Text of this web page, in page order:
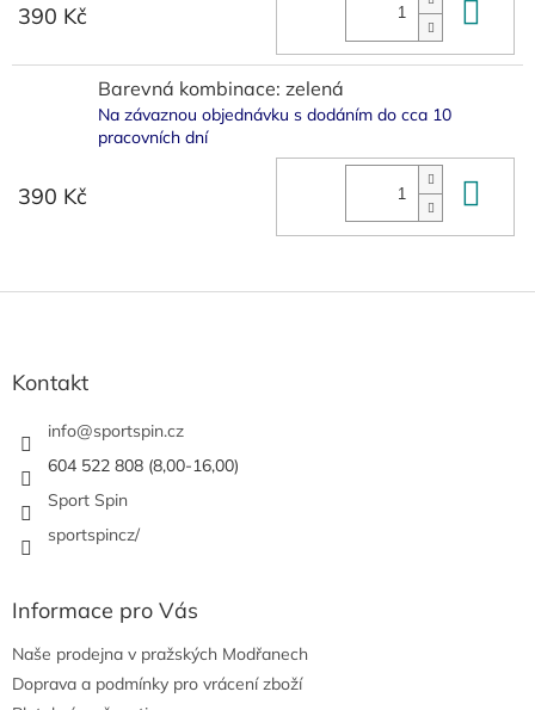
390 Kč
Barevná kombinace: zelená
Na závaznou objednávku s dodáním do cca 10
pracovních dní
390 Kč
Z
Kontakt
info@sportspin.cz
604 522 808 (8,00-16,00)
Sport Spin
sportspincz/
Informace pro Vás
Naše prodejna v pražských Modřanech
Doprava a podmínky pro vrácení zboží